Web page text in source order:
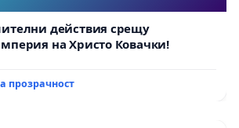
действия срещу
на Христо Ковачки!
прозрачност